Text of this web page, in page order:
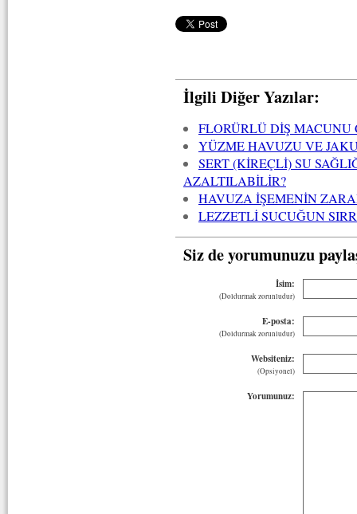
İlgili Diğer Yazılar:
FLORÜRLÜ DİŞ
YÜZME HAVUZU VE
SERT (KİREÇLİ) SU
AZALTILABİLİR?
HAVUZA İŞEMENİN
LEZZETLİ SUCUĞUN
Siz de yorumunuzu
İsim:
(Doldurmak zorunludur)
E-posta:
(Doldurmak zorunludur)
Websiteniz:
(Opsiyonel)
Yorumunuz: